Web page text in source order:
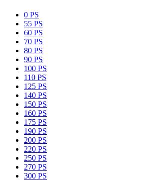
0 PS
55 PS
60 PS
70 PS
80 PS
90 PS
100 PS
110 PS
125 PS
140 PS
150 PS
160 PS
175 PS
190 PS
200 PS
220 PS
250 PS
270 PS
300 PS